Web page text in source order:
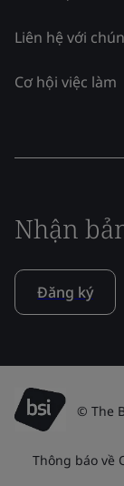
Liên hệ với
Cơ hội việc làm
Nhận
Đăng ký
© The
Thông báo về